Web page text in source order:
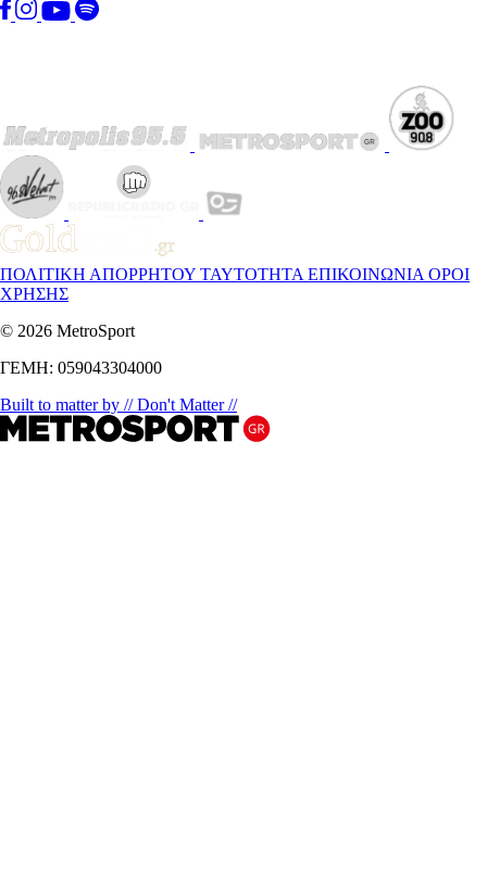
ΠΟΛΙΤΙΚΗ ΑΠΟΡΡΗΤΟΥ ΤΑΥΤΟΤΗΤΑΕΠΙΚΟΙΝΩΝΙΑΟΡΟΙ
ΧΡΗΣΗΣ
© 2026 MetroSport
ΓΕΜΗ: 059043304000
Built to matter by // Don't Matter //